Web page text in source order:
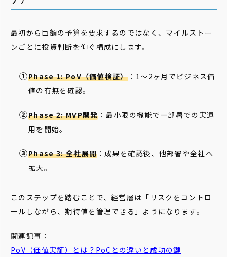
最初から巨額の予算を要求するのではなく、マイルストー
ンごとに投資判断を仰ぐ構成にします。
Phase 1: PoV（価値検証）：1〜2ヶ月でビジネス価
値の有無を確認。
Phase 2: MVP開発 ：最小限の機能で一部署での実運
用を開始。
Phase 3: 全社展開 ：成果を確認後、他部署や全社へ
拡大。
このステップを踏むことで、経営層は「リスクをコントロ
ールしながら、期待値を管理できる」ようになります。
関連記事：
PoV（価値実証）とは？PoCとの違いと成功の鍵